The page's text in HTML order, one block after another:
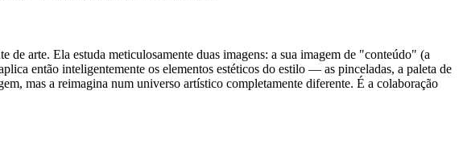
de arte. Ela estuda meticulosamente duas imagens: a sua imagem de "conteúdo" (a
então inteligentemente os elementos estéticos do estilo — as pinceladas, a paleta de
mas a reimagina num universo artístico completamente diferente. É a colaboração